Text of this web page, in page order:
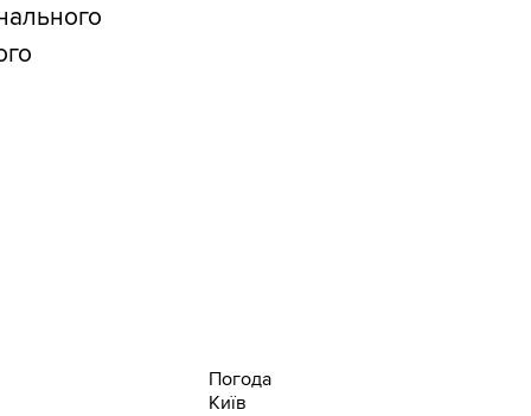
Погода
Київ